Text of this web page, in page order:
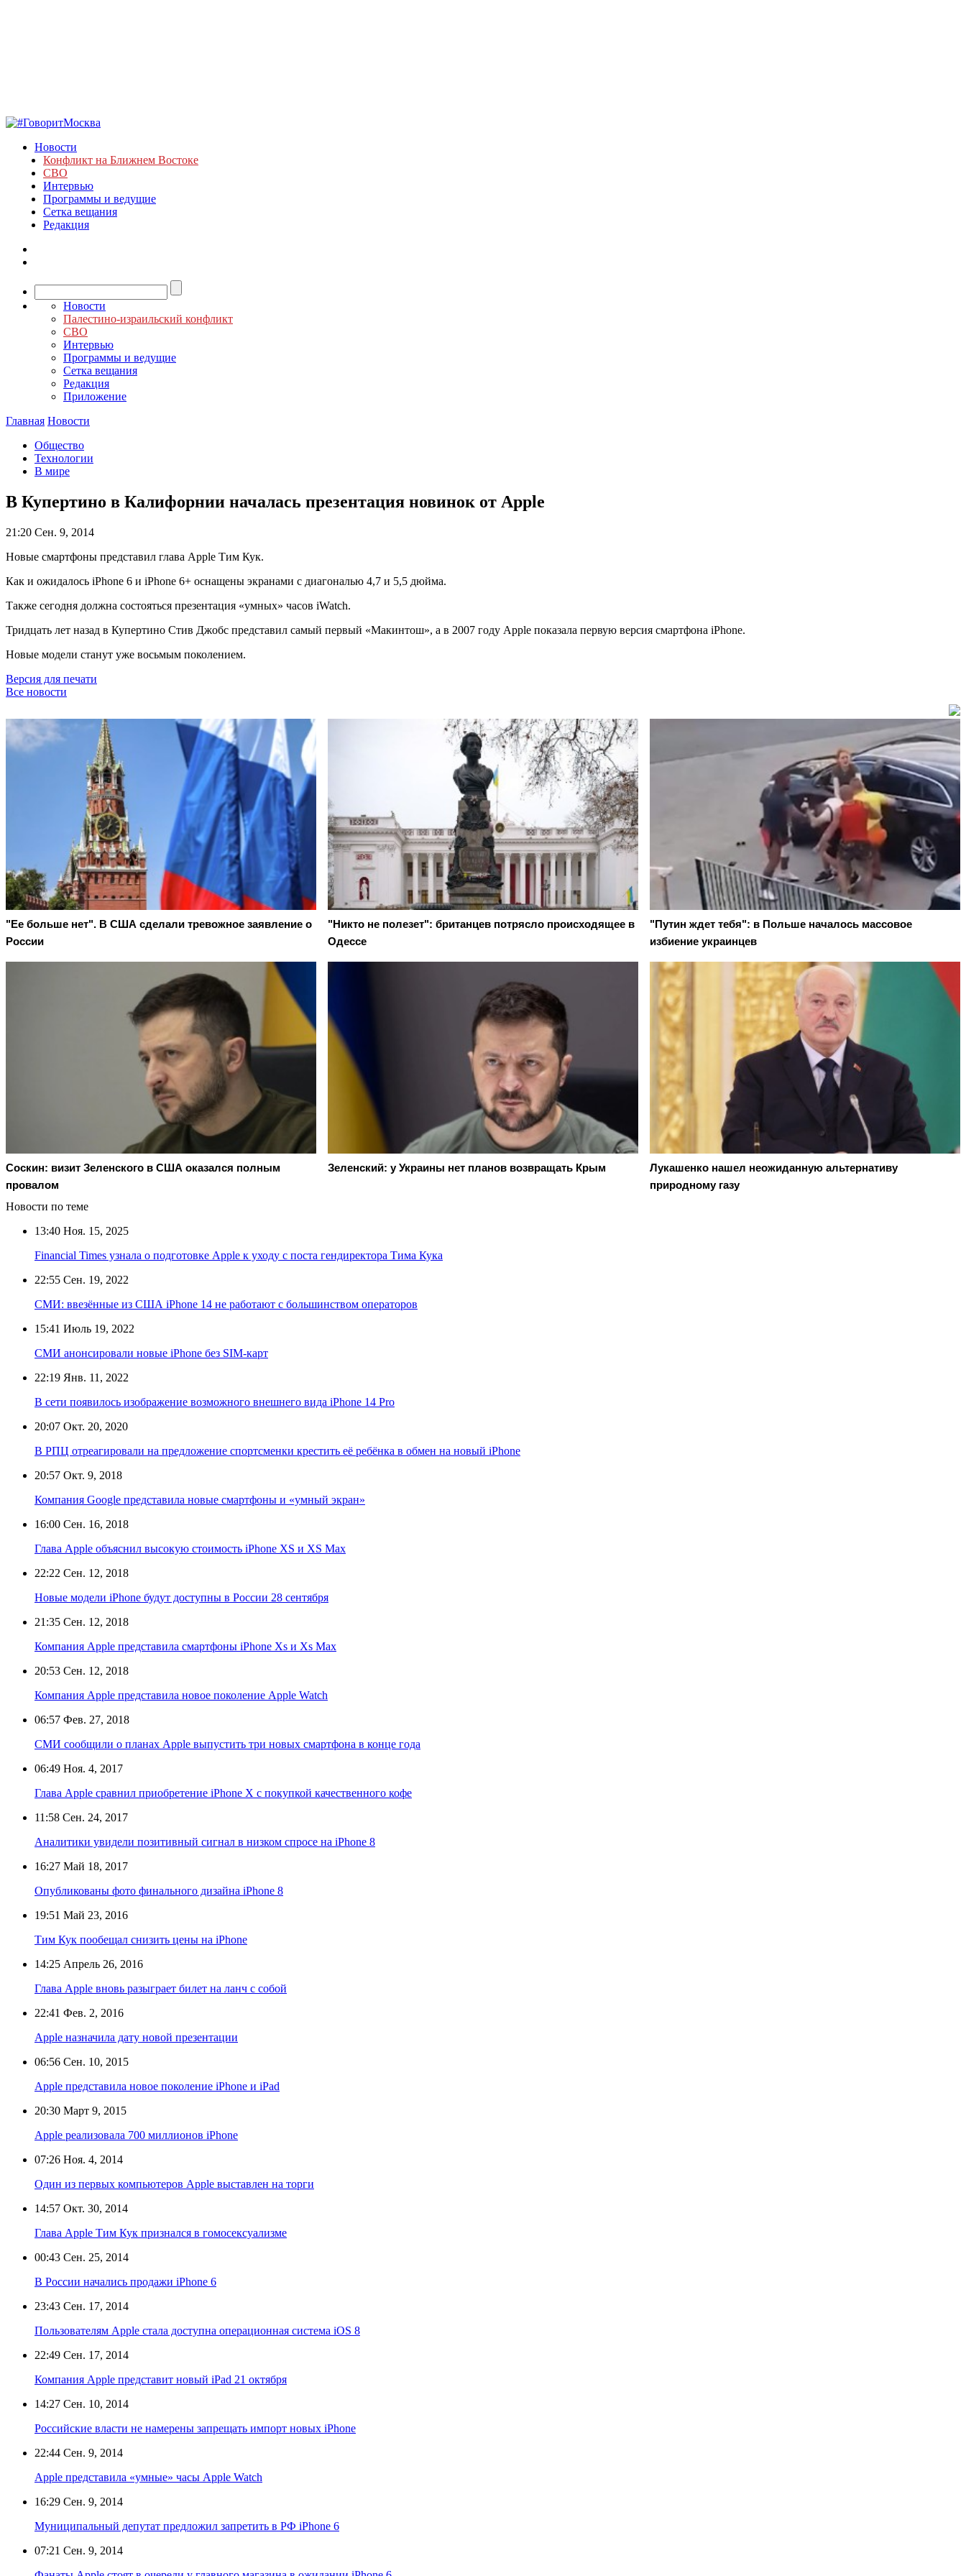
Новости
Конфликт на Ближнем Востоке
СВО
Интервью
Программы и ведущие
Сетка вещания
Редакция
Новости
Палестино-израильский конфликт
СВО
Интервью
Программы и ведущие
Сетка вещания
Редакция
Приложение
Главная Новости
Общество
Технологии
В мире
В Купертино в Калифорнии началась презентация новинок от Apple
21:20 Сен. 9, 2014
Новые смартфоны представил глава Apple Тим Кук.
Как и ожидалось iPhone 6 и iPhone 6+ оснащены экранами с диагональю 4,7 и 5,5 дюйма.
Также сегодня должна состояться презентация «умных» часов iWatch.
Тридцать лет назад в Купертино Стив Джобс представил самый первый «Макинтош», а в 2007 году Apple показала первую версия смартфона iPhone.
Новые модели станут уже восьмым поколением.
Версия для печати
Все новости
"Ее больше нет". В США сделали тревожное заявление о
России
"Никто не полезет": британцев потрясло происходящее в
Одессе
"Путин ждет тебя": в Польше началось массовое
избиение украинцев
Соскин: визит Зеленского в США оказался полным
провалом
Зеленский: у Украины нет планов возвращать Крым
Лукашенко нашел неожиданную альтернативу
природному газу
Новости по теме
13:40 Ноя. 15, 2025
Financial Times узнала о подготовке Apple к уходу с поста гендиректора Тима Кука
22:55 Сен. 19, 2022
СМИ: ввезённые из США iPhone 14 не работают с большинством операторов
15:41 Июль 19, 2022
СМИ анонсировали новые iPhone без SIM-карт
22:19 Янв. 11, 2022
В сети появилось изображение возможного внешнего вида iPhone 14 Pro
20:07 Окт. 20, 2020
В РПЦ отреагировали на предложение спортсменки крестить её ребёнка в обмен на новый iPhone
20:57 Окт. 9, 2018
Компания Google представила новые смартфоны и «умный экран»
16:00 Сен. 16, 2018
Глава Apple объяснил высокую стоимость iPhone XS и XS Max
22:22 Сен. 12, 2018
Новые модели iPhone будут доступны в России 28 сентября
21:35 Сен. 12, 2018
Компания Apple представила смартфоны iPhone Xs и Xs Max
20:53 Сен. 12, 2018
Компания Apple представила новое поколение Apple Watch
06:57 Фев. 27, 2018
СМИ сообщили о планах Apple выпустить три новых смартфона в конце года
06:49 Ноя. 4, 2017
Глава Apple сравнил приобретение iPhone X с покупкой качественного кофе
11:58 Сен. 24, 2017
Аналитики увидели позитивный сигнал в низком спросе на iPhone 8
16:27 Май 18, 2017
Опубликованы фото финального дизайна iPhone 8
19:51 Май 23, 2016
Тим Кук пообещал снизить цены на iPhone
14:25 Апрель 26, 2016
Глава Apple вновь разыграет билет на ланч с собой
22:41 Фев. 2, 2016
Apple назначила дату новой презентации
06:56 Сен. 10, 2015
Apple представила новое поколение iPhone и iPad
20:30 Март 9, 2015
Apple реализовала 700 миллионов iPhone
07:26 Ноя. 4, 2014
Один из первых компьютеров Apple выставлен на торги
14:57 Окт. 30, 2014
Глава Apple Тим Кук признался в гомосексуализме
00:43 Сен. 25, 2014
В России начались продажи iPhone 6
23:43 Сен. 17, 2014
Пользователям Apple стала доступна операционная система iOS 8
22:49 Сен. 17, 2014
Компания Apple представит новый iPad 21 октября
14:27 Сен. 10, 2014
Российские власти не намерены запрещать импорт новых iPhone
22:44 Сен. 9, 2014
Apple представила «умные» часы Apple Watch
16:29 Сен. 9, 2014
Муниципальный депутат предложил запретить в РФ iPhone 6
07:21 Сен. 9, 2014